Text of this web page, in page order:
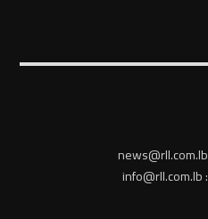
: info@rll.com.lb